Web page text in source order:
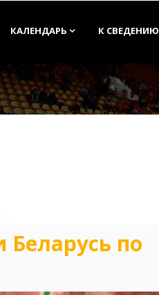
КАЛЕНДАРЬ К СВЕДЕНИЮ
Беларусь по